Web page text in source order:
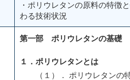
・ポリウレタンの原料の特徴
わる技術状況
第一部 ポリウレタンの基礎
１．ポリウレタンとは
（１）． ポリウレタンの